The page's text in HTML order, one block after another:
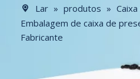
Lar » produtos »
Embalagem de caixa de
Fabricante